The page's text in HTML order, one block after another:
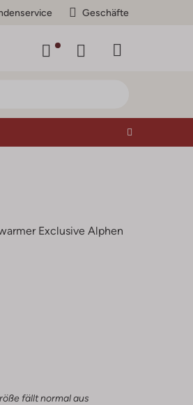
Geschäfte
Exclusive Alphen
fällt normal aus